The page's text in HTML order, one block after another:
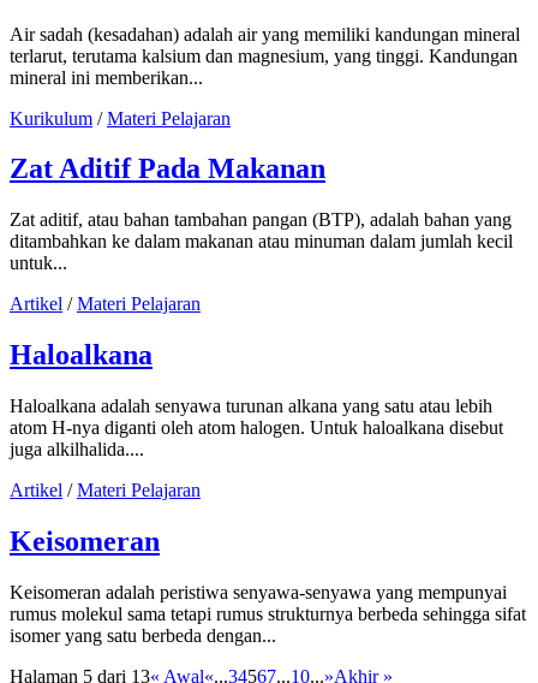
Air sadah (kesadahan) adalah air yang memiliki kandungan mineral
terlarut, terutama kalsium dan magnesium, yang tinggi. Kandungan
mineral ini memberikan...
Kurikulum /Materi Pelajaran
Zat Aditif Pada Makanan
Zat aditif, atau bahan tambahan pangan (BTP), adalah bahan yang
ditambahkan ke dalam makanan atau minuman dalam jumlah kecil
untuk...
Artikel /Materi Pelajaran
Haloalkana
Haloalkana adalah senyawa turunan alkana yang satu atau lebih
atom H-nya diganti oleh atom halogen. Untuk haloalkana disebut
juga alkilhalida....
Artikel /Materi Pelajaran
Keisomeran
Keisomeran adalah peristiwa senyawa-senyawa yang mempunyai
rumus molekul sama tetapi rumus strukturnya berbeda sehingga sifat
isomer yang satu berbeda dengan...
Halaman 5 dari 13« Awal«...34567...10...»Akhir »